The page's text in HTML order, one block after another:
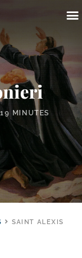
19 MINUTES
SAINT ALEXIS